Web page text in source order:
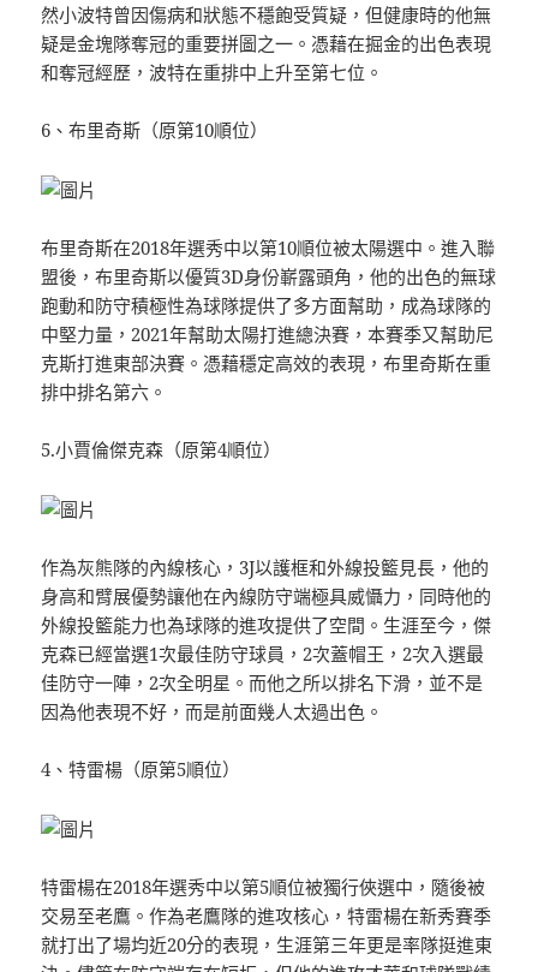
然小波特曾因傷病和狀態不穩飽受質疑，但健康時的他無
疑是金塊隊奪冠的重要拼圖之一。憑藉在掘金的出色表現
和奪冠經歷，波特在重排中上升至第七位。
6、布里奇斯（原第10順位）
布里奇斯在2018年選秀中以第10順位被太陽選中。進入聯
盟後，布里奇斯以優質3D身份嶄露頭角，他的出色的無球
跑動和防守積極性為球隊提供了多方面幫助，成為球隊的
中堅力量，2021年幫助太陽打進總決賽，本賽季又幫助尼
克斯打進東部決賽。憑藉穩定高效的表現，布里奇斯在重
排中排名第六。
5.小賈倫傑克森（原第4順位）
作為灰熊隊的內線核心，3J以護框和外線投籃見長，他的
身高和臂展優勢讓他在內線防守端極具威懾力，同時他的
外線投籃能力也為球隊的進攻提供了空間。生涯至今，傑
克森已經當選1次最佳防守球員，2次蓋帽王，2次入選最
佳防守一陣，2次全明星。而他之所以排名下滑，並不是
因為他表現不好，而是前面幾人太過出色。
4、特雷楊（原第5順位）
特雷楊在2018年選秀中以第5順位被獨行俠選中，隨後被
交易至老鷹。作為老鷹隊的進攻核心，特雷楊在新秀賽季
就打出了場均近20分的表現，生涯第三年更是率隊挺進東